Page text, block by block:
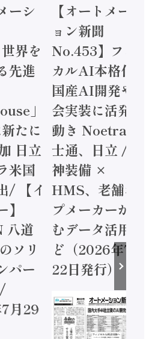
【オートメーシ
ョン新聞
No.453】フィジ
カルAI本格化へ
国産AI開発や社
会実装に活発な
動き Noetra、富
士通、日立 / 兵
神装備 ×
HMS、老舗ポン
プメーカーが挑
むデータ活用 な
ど（2026年7月
22日発行）
【オ
構造
次集
2024
加価
/ 三菱
ジョ
協業 /
全に
フテ
ーラ
月5日